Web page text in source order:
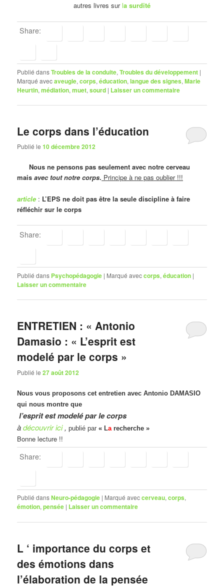
autres livres sur la surdité
Share:
Publié dansTroubles de la conduite,Troubles du développement |
Marqué avecaveugle,corps,éducation,langue des signes,Marie
Heurtin,médiation,muet,sourd | Laisser un commentaire
Le corps dans l’éducation
Publié le10 décembre 2012
Nous ne pensons pas seulement avec notre cerveau
maisavec tout notre corps. Principe à ne pas oublier !!!
article : L’EPS ne doit pas être la seule discipline à faire
réfléchir sur le corps
Share:
Publié dans Psychopédagogie | Marqué aveccorps,éducation |
Laisser un commentaire
ENTRETIEN : « Antonio
Damasio : « L’esprit est
modelé par le corps »
Publié le27 août 2012
Nous vous proposons cet entretien avec Antonio DAMASIO
qui nous montre que
l’esprit est modelé par le corps
àdécouvrir ici, publié par« La recherche »
Bonne lecture !!
Share:
Publié dansNeuro-pédagogie | Marqué aveccerveau,corps,
émotion,pensée | Laisser un commentaire
L ‘ importance du corps et
des émotions dans
l’élaboration de la pensée